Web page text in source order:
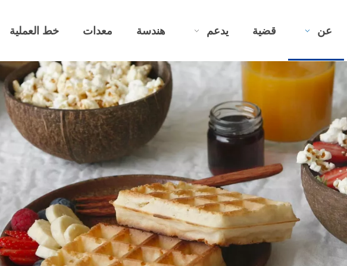
عن قضية يدعم هندسة معدات خط العملية